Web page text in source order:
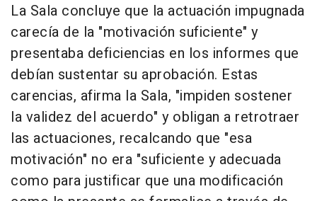
La Sala concluye que la actuación impugnada
carecía de la "motivación suficiente" y
presentaba deficiencias en los informes que
debían sustentar su aprobación. Estas
carencias, afirma la Sala, "impiden sostener
la validez del acuerdo" y obligan a retrotraer
las actuaciones, recalcando que "esa
motivación" no era "suficiente y adecuada
como para justificar que una modificación